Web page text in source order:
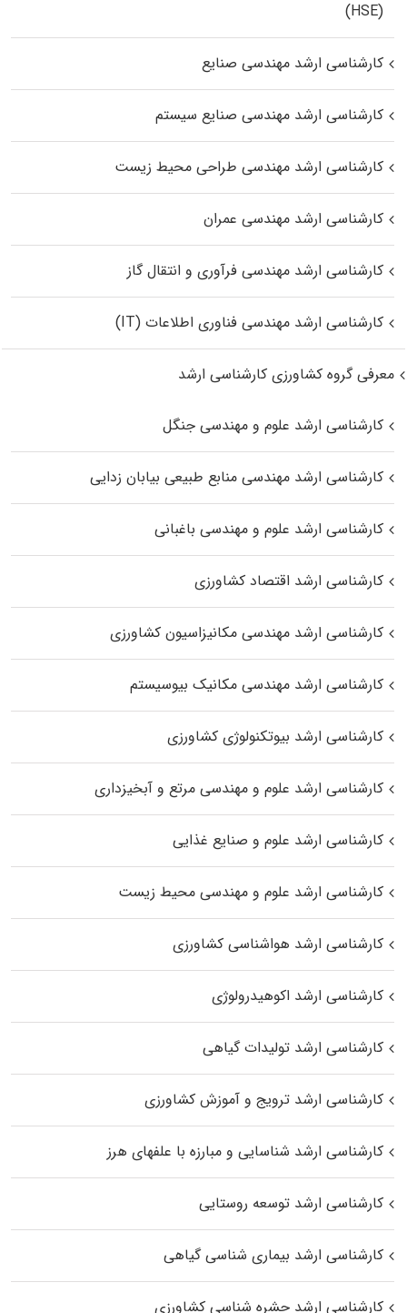
(HSE)
کارشناسی ارشد مهندسی صنایع
کارشناسی ارشد مهندسی صنایع سیستم
کارشناسی ارشد مهندسی طراحی محیط زیست
کارشناسی ارشد مهندسی عمران
کارشناسی ارشد مهندسی فرآوری و انتقال گاز
کارشناسی ارشد مهندسی فناوری اطلاعات (IT)
معرفی گروه کشاورزی کارشناسی ارشد
کارشناسی ارشد علوم و مهندسی جنگل
کارشناسی ارشد مهندسی منابع طبیعی بیابان زدایی
کارشناسی ارشد علوم و مهندسی باغبانی
کارشناسی ارشد اقتصاد کشاورزی
کارشناسی ارشد مهندسی مکانیزاسیون کشاورزی
کارشناسی ارشد مهندسی مکانیک بیوسیستم
کارشناسی ارشد بیوتکنولوژی کشاورزی
کارشناسی ارشد علوم و مهندسی مرتع و آبخیزداری
کارشناسی ارشد علوم و صنایع غذایی
کارشناسی ارشد علوم و مهندسی محیط زیست
کارشناسی ارشد هواشناسی کشاورزی
کارشناسی ارشد اکوهیدرولوژی
کارشناسی ارشد تولیدات گیاهی
کارشناسی ارشد ترویج و آموزش کشاورزی
کارشناسی ارشد شناسایی و مبارزه با علفهای هرز
کارشناسی ارشد توسعه روستایی
کارشناسی ارشد بیماری‌ شناسی گیاهی
کارشناسی ارشد حشره‌ شناسی کشاورزی